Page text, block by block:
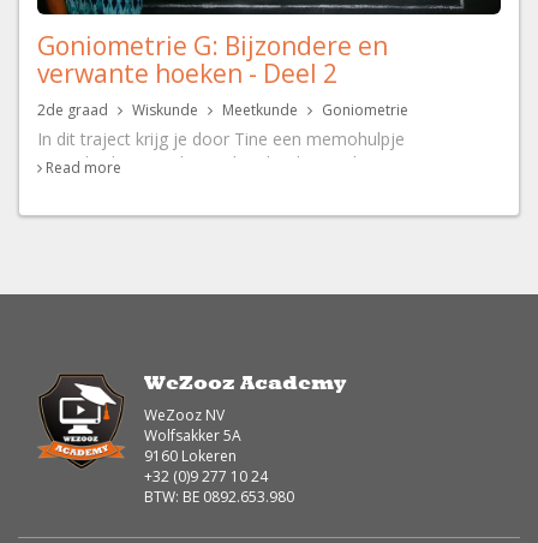
Goniometrie G: Bijzondere en
verwante hoeken - Deel 2
2de graad Wiskunde Meetkunde Goniometrie
In dit traject krijg je door Tine een memohulpje
aangeboden voor bijzondere hoeken en leer je wat meer
Read more
WeZooz Academy
WeZooz NV
Wolfsakker 5A
9160 Lokeren
+32 (0)9 277 10 24
BTW: BE 0892.653.980